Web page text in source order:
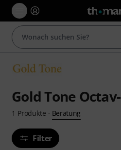
Gold Tone
1 Produkte · Beratung
Filter